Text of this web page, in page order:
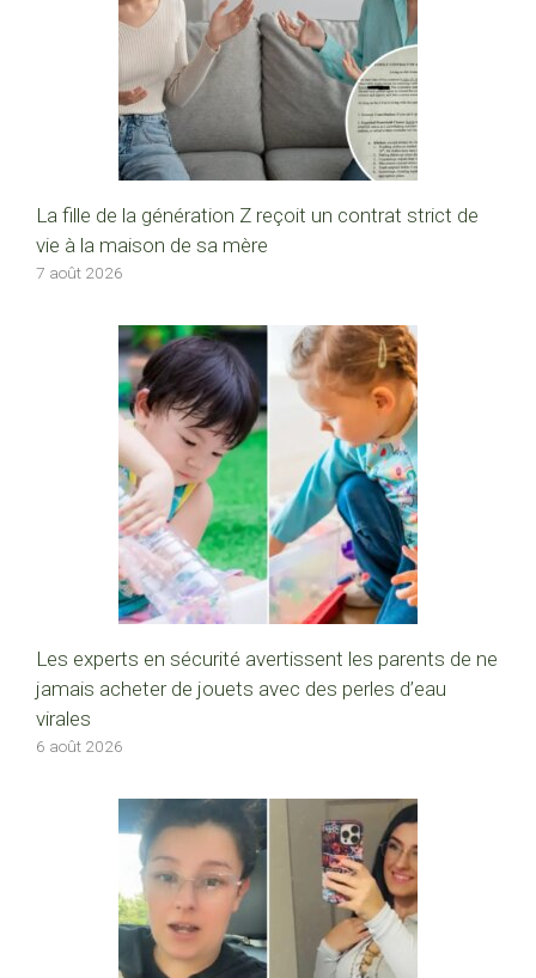
La fille de la génération Z reçoit un contrat strict de
vie à la maison de sa mère
7 août 2026
Les experts en sécurité avertissent les parents de ne
jamais acheter de jouets avec des perles d’eau
virales
6 août 2026